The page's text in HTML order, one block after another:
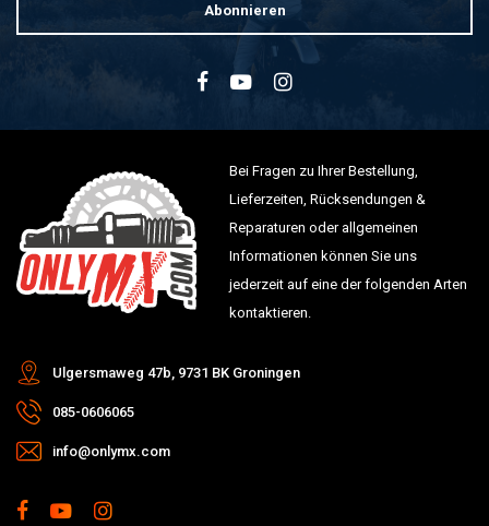
Abonnieren
Bei Fragen zu Ihrer Bestellung,
Lieferzeiten, Rücksendungen &
Reparaturen oder allgemeinen
Informationen können Sie uns
jederzeit auf eine der folgenden Arten
kontaktieren.
Ulgersmaweg 47b, 9731 BK Groningen
085-0606065
info@onlymx.com